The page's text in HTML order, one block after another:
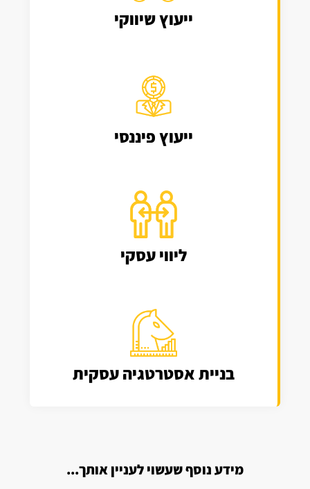
ייעוץ שיווקי
ייעוץ פיננסי
ליווי עסקי
בניית אסטרטגיה עסקית
מידע נוסף שעשוי לעניין אותך...